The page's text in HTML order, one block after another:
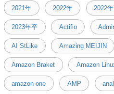
2021年 2022年 2022
2023年卒 Actifio
AI StLike Amazing MEIJIN
Amazon Braket Amazon
amazon one AMP